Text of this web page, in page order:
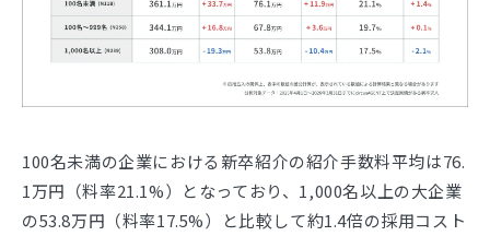
100名未満の企業における新卒紹介の紹介手数料平均は76.
1万円（料率21.1%）となっており、1,000名以上の大企業
の53.8万円（料率17.5%）と比較して約1.4倍の採用コスト